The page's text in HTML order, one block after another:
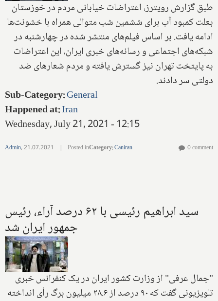
طبق گزارش رویترز، اعتراضات خیابانی مردم در خوزستان
بعلت کمبود آب برای ششمین شب متوالی همراه با خشونت‌ها
ادامه یافت. بر اساس فیلم‌های منتشر شده در چهارشنبه در
شبکه‌های اجتماعی و رسانه‌های خبری ایران، این اعتراضات
به پایتخت تهران نیز گسترش یافته و مردم شعارهای ضد
دولتی سر دادند.
Sub-Category:General
Happened at:Iran
Wednesday, July 21, 2021 - 12:15
Admin,21.07.2021 | Posted inCategory:Caniran 0 comment
سید ابراهیم رئیسی با ۶۲ درصد آراء، رئیس
جمهور ایران شد
"جمال عرفی" از وزارت کشور ایران در یک کنفرانس خبری
تلویزیونی گفت که ۹۰ درصد از ۲۸.۶ میلیون برگ رأی انداخته